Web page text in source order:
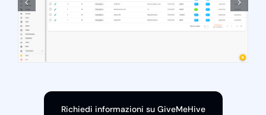
Richiedi informazioni su GiveMeHive